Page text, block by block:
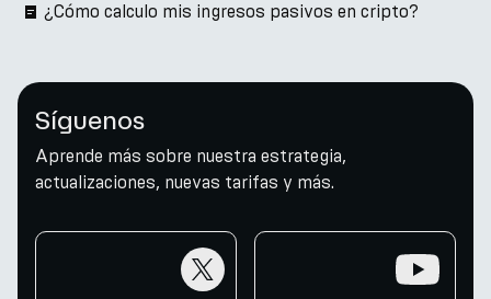
¿Cómo calculo mis ingresos pasivos en cripto?
Síguenos
Aprende más sobre nuestra estrategia,
actualizaciones, nuevas tarifas y más.